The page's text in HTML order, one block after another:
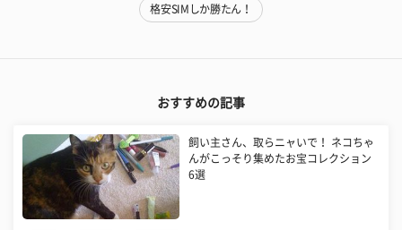
格安SIMしか勝たん！
おすすめの記事
飼い主さん、取らニャいで！ ネコちゃ
んがこっそり集めたお宝コレクション
6選